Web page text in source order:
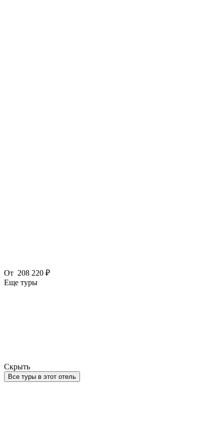
От 208 220 ₽
Еще туры
Скрыть
Все туры в этот отель